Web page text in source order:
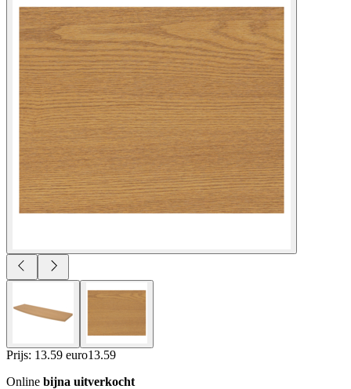
Prijs: 13.59 euro13.59
Online bijna uitverkocht